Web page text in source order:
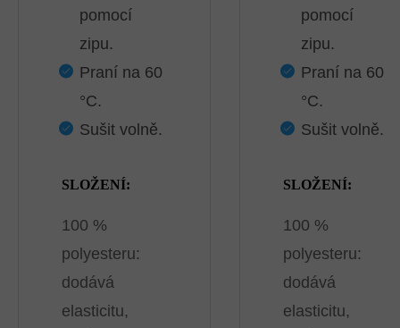
pomocí
zipu.
Praní na 60
°C.
Sušit volně.
SLOŽENÍ:
100 %
polyesteru:
dodává
elasticitu,
pomocí
zipu.
Praní na 60
°C.
Sušit volně.
SLOŽENÍ:
100 %
polyesteru:
dodává
elasticitu,